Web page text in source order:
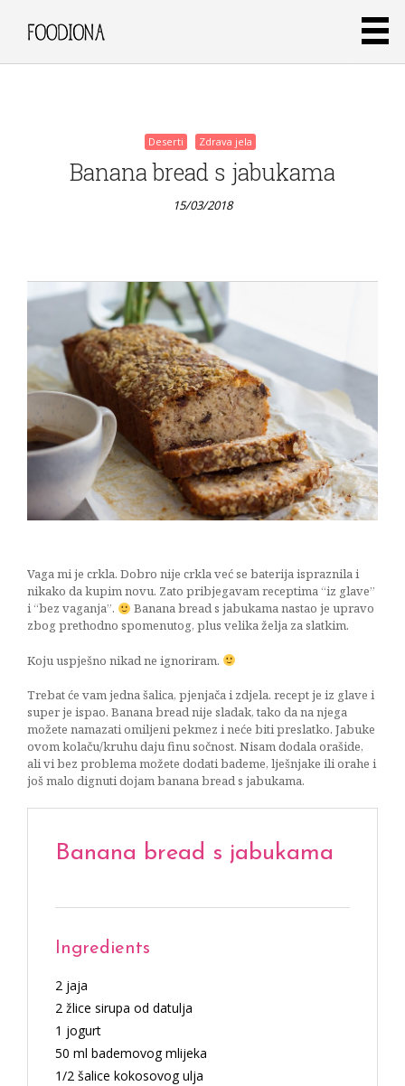
Deserti
Zdrava jela
Zobena
kaša
15/03/2018
Deserti Zdrava jela
Banana bread s jabukama
15/03/2018
Vaga mi je crkla. Dobro nije crkla već se baterija ispraznila i
nikako da kupim novu. Zato pribjegavam receptima “iz glave”
i “bez vaganja”.
Banana bread s jabukama nastao je upravo
zbog prethodno spomenutog, plus velika želja za slatkim.
Koju uspješno nikad ne ignoriram.
Trebat će vam jedna šalica, pjenjača i zdjela. recept je iz glave i
super je ispao. Banana bread nije sladak, tako da na njega
možete namazati omiljeni pekmez i neće biti preslatko. Jabuke
ovom kolaču/kruhu daju finu sočnost. Nisam dodala orašide,
ali vi bez problema možete dodati bademe, lješnjake ili orahe i
još malo dignuti dojam banana bread s jabukama.
Banana bread s jabukama
Ingredients
2 jaja
2 žlice sirupa od datulja
1 jogurt
50 ml bademovog mlijeka
1/2 šalice kokosovog ulja